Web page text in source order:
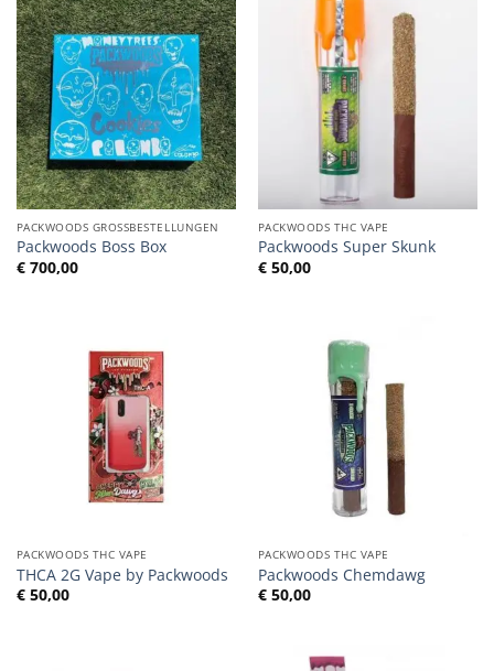
PACKWOODS GROSSBESTELLUNGEN
Packwoods Boss Box
€700,00
PACKWOODS THC VAPE
Packwoods Super Skunk
€50,00
PACKWOODS THC VAPE
THCA 2G Vape by Packwoods
€50,00
PACKWOODS THC VAPE
Packwoods Chemdawg
€50,00